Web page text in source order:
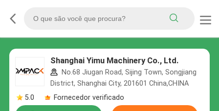
Shanghai Yimu Machinery Co., Ltd.
No.68 Jiugan Road, Sijing Town, Songjiang
District, Shanghai City, 201601 China,CHINA
5.0
Fornecedor verificado